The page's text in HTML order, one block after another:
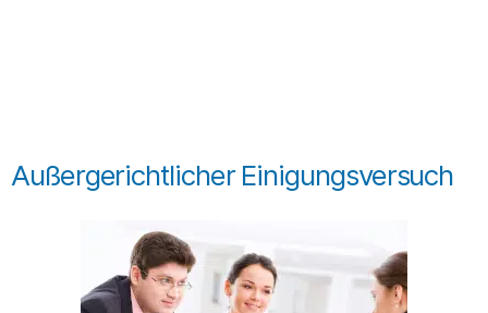
Außergerichtlicher Einigungsversuch